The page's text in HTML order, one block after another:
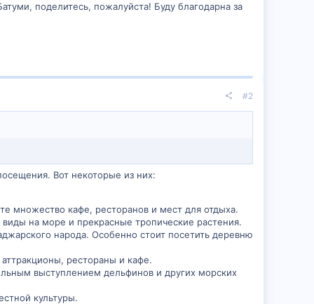
поделитесь, пожалуйста! Буду благодарна за
#2
Вот некоторые из них:
множество кафе, ресторанов и мест для отдыха.
на море и прекрасные тропические растения.
народа. Особенно стоит посетить деревню
рестораны и кафе.
выступлением дельфинов и других морских
культуры.